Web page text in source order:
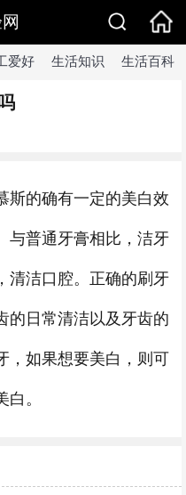
爱好 生活知识 生活百科
斯的确有一定的美白效
与普通牙膏相比，洁牙
清洁口腔。正确的刷牙
的日常清洁以及牙齿的
，如果想要美白，则可
。